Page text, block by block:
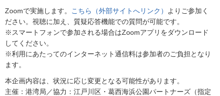
Zoomで実施します。 こちら（外部サイトへリンク）
よりご参加く
ださい。視聴に加え、質疑応答機能での質問が可能です。
※スマートフォンで参加される場合はZoomアプリをダウンロード
してください。
※利用にあたってのインターネット通信料は参加者のご負担となり
ます。
本企画内容は、状況に応じ変更となる可能性があります。
主催：港湾局／協力：江戸川区・葛西海浜公園パートナーズ（指定